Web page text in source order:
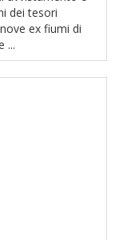
dei tesori
ex fiumi di
...